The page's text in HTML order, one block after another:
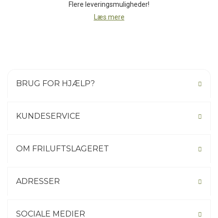
skader og sikrer samtidig en stabil ophængning.
Flere leveringsmuligheder!
Læs mere
BRUG FOR HJÆLP?
KUNDESERVICE
OM FRILUFTSLAGERET
ADRESSER
SOCIALE MEDIER